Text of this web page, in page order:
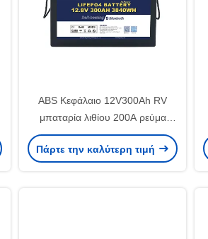
ABS Κεφάλαιο 12V300Ah RV
μπαταρία λιθίου 200A ρεύμα
προστασία IP65 27kg καθαρό
βάρος
Πάρτε την καλύτερη τιμή